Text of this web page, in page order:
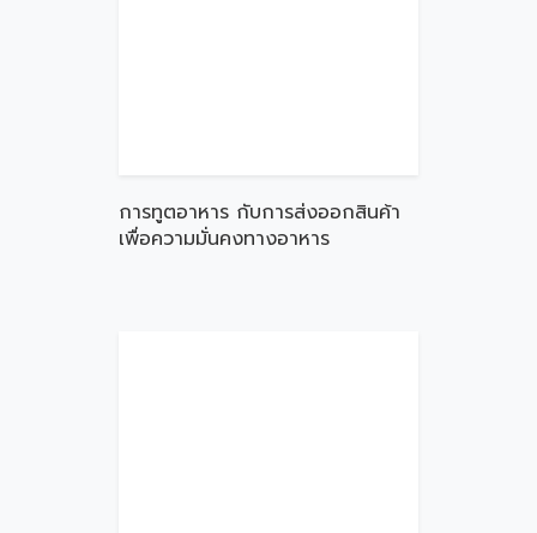
การทูตอาหาร กับการส่งออกสินค้า
เพื่อความมั่นคงทางอาหาร